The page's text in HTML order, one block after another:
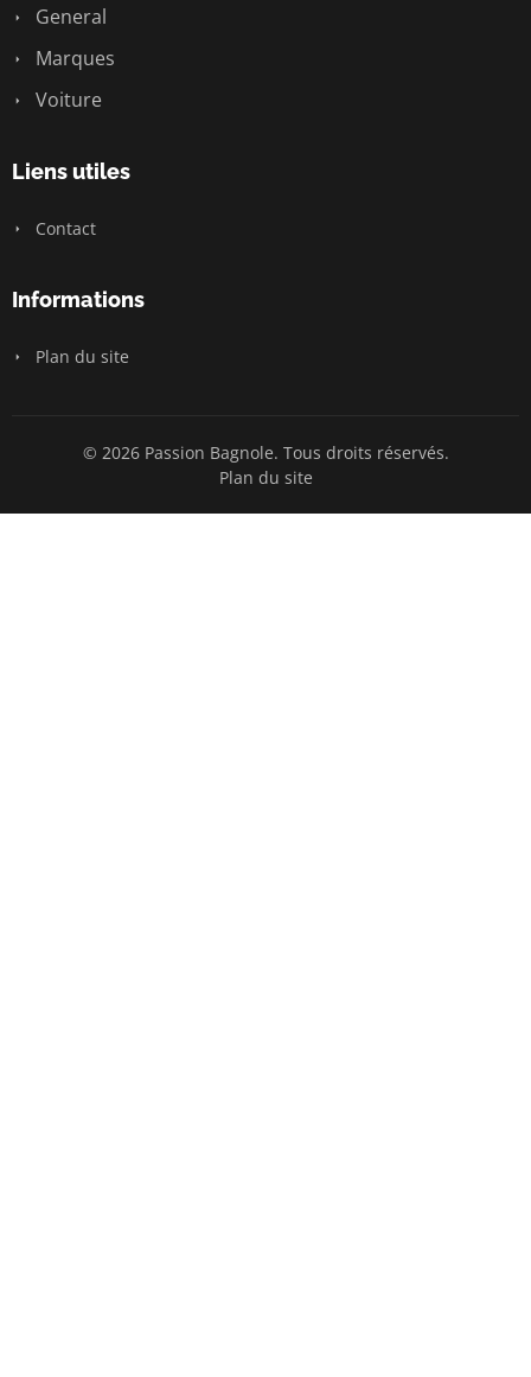
General
Marques
Voiture
Liens utiles
Contact
Informations
Plan du site
© 2026 Passion Bagnole. Tous droits réservés.
Plan du site